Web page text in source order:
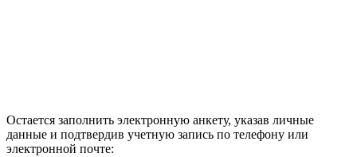
Остается заполнить электронную анкету, указав личные
данные и подтвердив учетную запись по телефону или
электронной почте: